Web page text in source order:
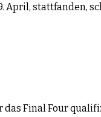
April, stattfanden,
das Final Four